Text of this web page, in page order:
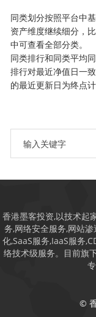
同类划分按照平台中
资产维度继续细分，
中可查看全部分类。
同类排行和同类平均
排行对最近净值日一
的最近更新日为终点
香港墨客投资,以技术起
务,网络安全服务,网站
化,SaaS服务,IaaS服务
络技术级服务。目前旗
©